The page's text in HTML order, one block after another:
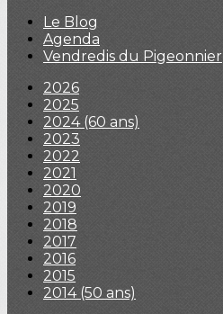
Le Blog
Agenda
Vendredis du Pigeonnier
2026
2025
2024 (60 ans)
2023
2022
2021
2020
2019
2018
2017
2016
2015
2014 (50 ans)